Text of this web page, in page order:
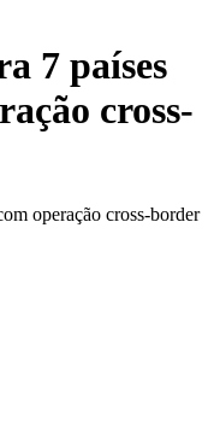
7 países
cross-
operação cross-border